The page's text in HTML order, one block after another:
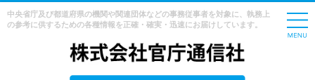
中央省庁及び都道府県の機関や関連団体などの事務従事者を対象に、執務上
の参考に供するための各種情報を正確・確実・迅速にお届けしています。